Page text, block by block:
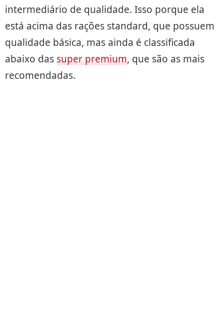
intermediário de qualidade. Isso porque ela
está acima das rações standard, que possuem
qualidade básica, mas ainda é classificada
abaixo das super premium, que são as mais
recomendadas.